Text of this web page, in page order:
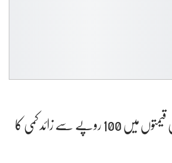
پیٹرولیم مصنوعات کی قیمتوں میں 100 روپے سے زائد کمی کا